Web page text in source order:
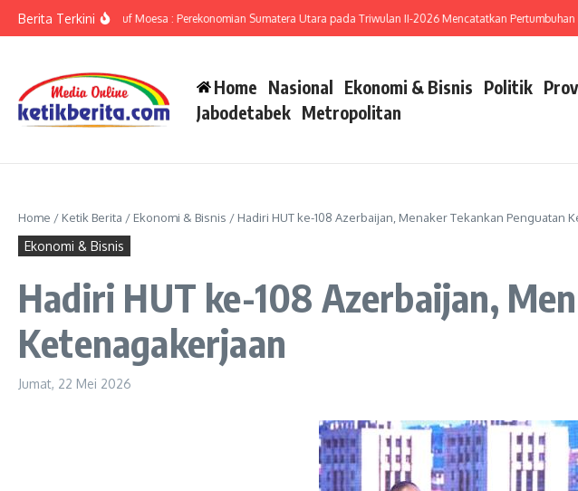
Berita Terkini
Ameriza Ma’ruf Moesa : Perekonomian Sumatera Utara pada Triwulan II-2026 Mencatatkan Pertumbuhan
Home Nasional Ekonomi & Bisnis Politik
Jabodetabek Metropolitan
Home / Ketik Berita / Ekonomi & Bisnis / Hadiri HUT ke-108 Azerbaijan, Menaker Tekankan Penguatan
Ekonomi & Bisnis
Hadiri HUT ke-108 Azerbaijan,
Ketenagakerjaan
Jumat, 22 Mei 2026